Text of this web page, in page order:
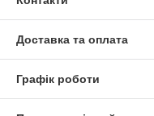
Доставка та оплата
Графік роботи